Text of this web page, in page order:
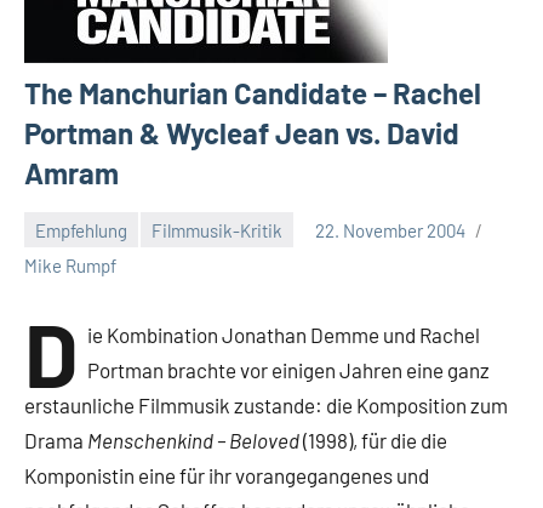
The Manchurian Candidate – Rachel
Portman & Wycleaf Jean vs. David
Amram
Empfehlung Filmmusik-Kritik
22. November 2004
Mike Rumpf
D ie Kombination Jonathan Demme und Rachel
Portman brachte vor einigen Jahren eine ganz
erstaunliche Filmmusik zustande: die Komposition zum
Drama Menschenkind – Beloved(1998), für die die
Komponistin eine für ihr vorangegangenes und